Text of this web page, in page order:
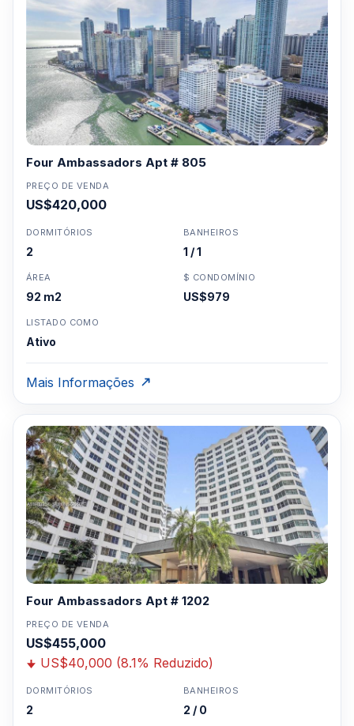
Four Ambassadors Apt # 805
PREÇO DE VENDA
US$420,000
DORMITÓRIOS
2
BANHEIROS
1 / 1
ÁREA
92 m2
$ CONDOMÍNIO
US$979
LISTADO COMO
Ativo
Mais Informações
Four Ambassadors Apt # 1202
PREÇO DE VENDA
US$455,000
US$40,000 (8.1% Reduzido)
DORMITÓRIOS
2
BANHEIROS
2 / 0